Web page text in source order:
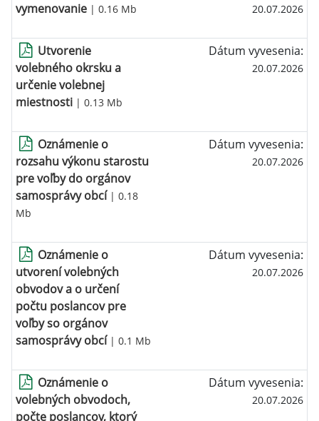
vymenovanie | 0.16 Mb 20.07.2026
Utvorenie
volebného okrsku a
určenie volebnej
miestnosti | 0.13 Mb
Dátum vyvesenia:
20.07.2026
Oznámenie o
rozsahu výkonu starostu
pre voľby do orgánov
samosprávy obcí| 0.18
Mb
Dátum vyvesenia:
20.07.2026
Oznámenie o
utvorení volebných
obvodov a o určení
počtu poslancov pre
voľby so orgánov
samosprávy obcí| 0.1 Mb
Dátum vyvesenia:
20.07.2026
Oznámenie o
volebných obvodoch,
počte poslancov, ktorý
Dátum vyvesenia:
20.07.2026